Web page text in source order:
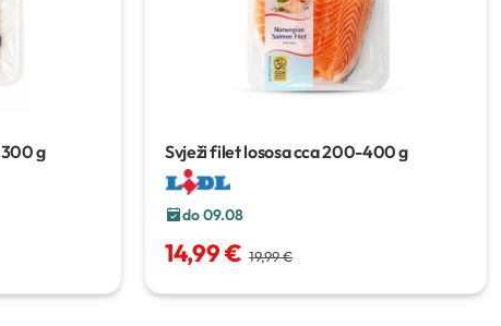
300 g Svježi filet lososacca 200-400 g
do 09.08
14,99 € 19,99 €